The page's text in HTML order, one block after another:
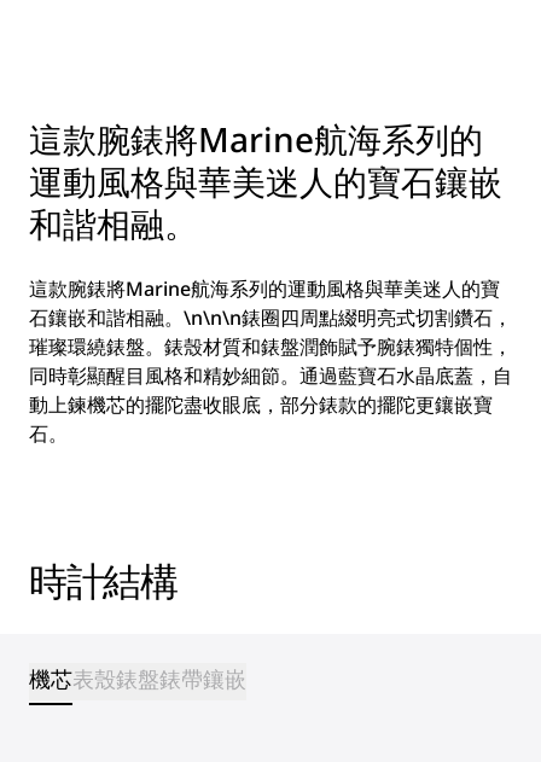
這款腕錶將Marine航海系列的
運動風格與華美迷人的寶石鑲嵌
和諧相融。
這款腕錶將Marine航海系列的運動風格與華美迷人的寶
石鑲嵌和諧相融。\n\n\n錶圈四周點綴明亮式切割鑽石，
璀璨環繞錶盤。錶殼材質和錶盤潤飾賦予腕錶獨特個性，
同時彰顯醒目風格和精妙細節。通過藍寶石水晶底蓋，自
動上鍊機芯的擺陀盡收眼底，部分錶款的擺陀更鑲嵌寶
石。
時計結構
機芯表殼錶盤錶帶鑲嵌